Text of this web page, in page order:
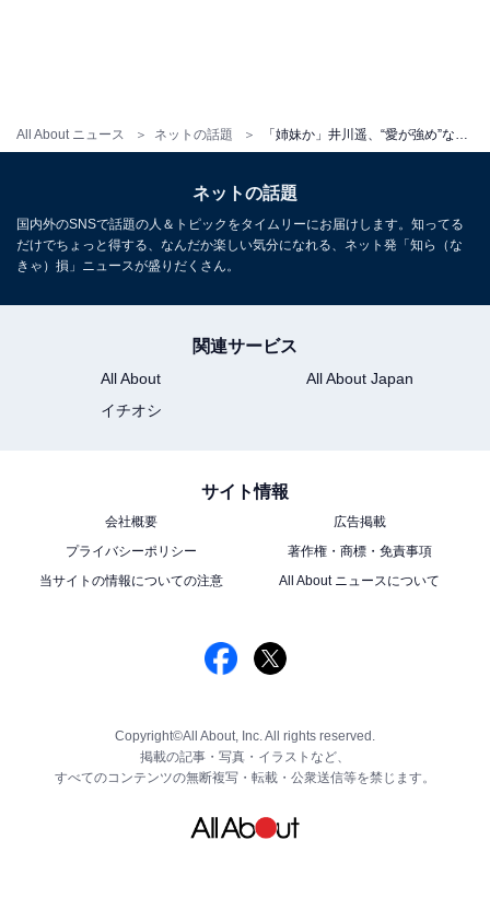
All About ニュース ネットの話題
ネットの話題
国内外のSNSで話題の人＆トピックをタイムリーにお届けします。知ってる
だけでちょっと得する、なんだか楽しい気分になれる、ネット発「知ら（な
きゃ）損」ニュースが盛りだくさん。
関連サービス
All About
All About Japan
イチオシ
サイト情報
会社概要
広告掲載
プライバシーポリシー
著作権・商標・免責事項
当サイトの情報についての注意
All About ニュースについて
Copyright©All About, Inc. All rights reserved.
掲載の記事・写真・イラストなど、
すべてのコンテンツの無断複写・転載・公衆送信等を禁じます。